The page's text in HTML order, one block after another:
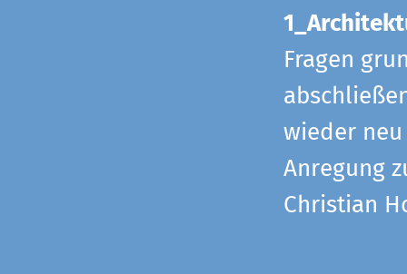
Fragen
wieder
Anregung
Christian